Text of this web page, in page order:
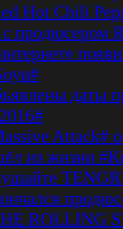
Hot Chili
продюсером
даты
Attack#
из жизни
ROLLING